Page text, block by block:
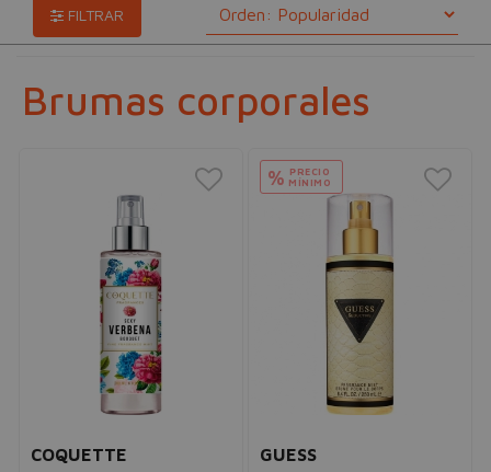
FILTRAR
Brumas corporales
COQUETTE
% PRECIO
MÍNIMO
GUESS